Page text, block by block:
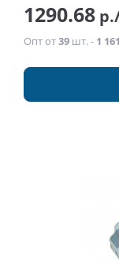
1290.68
Опт от39 шт. - 1